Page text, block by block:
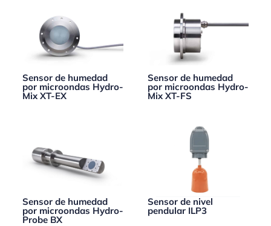
Sensor de humedad
por microondas Hydro-
Mix XT-EX
Sensor de humedad
por microondas Hydro-
Mix XT-FS
Sensor de humedad
por microondas Hydro-
Probe BX
Sensor de nivel
pendular ILP3